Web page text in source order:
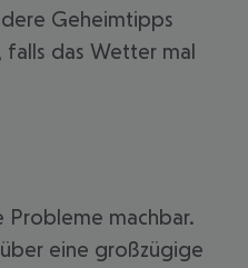
Geheimtipps
falls das Wetter mal
Probleme machbar.
eine großzügige